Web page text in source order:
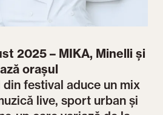
2025 – MIKA, Minelli și
orașul
din festival aduce un mix
live, sport urban și